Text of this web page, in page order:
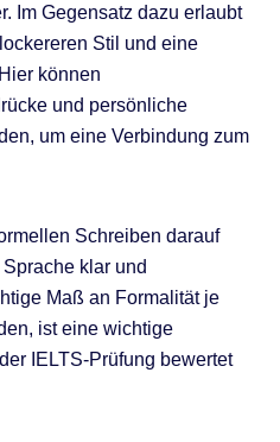
Im Gegensatz dazu erlaubt
Stil und eine
können
und persönliche
um eine Verbindung zum
Schreiben darauf
klar und
Maß an Formalität je
ist eine wichtige
IELTS-Prüfung bewertet